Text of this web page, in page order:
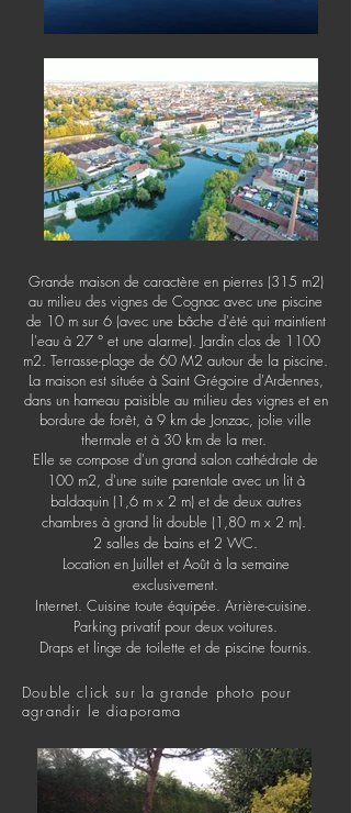
Grande maison de caractère en pierres (315 m2)
au milieu des vignes de Cognac avec une piscine
de 10 m sur 6 (avec une bâche d'été qui maintient
l'eau à 27 ° et une alarme). Jardin clos de 1100
m2. Terrasse-plage de 60 M2 autour de la piscine.
La maison est située à Saint Grégoire d'Ardennes,
dans un hameau paisible au milieu des vignes et en
bordure de forêt, à 9 km de Jonzac, jolie ville
thermale et à 30 km de la mer.
Elle se compose d'un grand salon cathédrale de
100 m2, d'une suite parentale avec un lit à
baldaquin (1,6 m x 2 m) et de deux autres
chambres à grand lit double (1,80 m x 2 m).
2 salles de bains et 2 WC.
Location en Juillet et Août à la semaine
exclusivement.
Internet. Cuisine toute équipée. Arrière-cuisine.
Parking privatif pour deux voitures.
Draps et linge de toilette et de piscine fournis.
Double click sur la grande photo pour
agrandir le diaporama